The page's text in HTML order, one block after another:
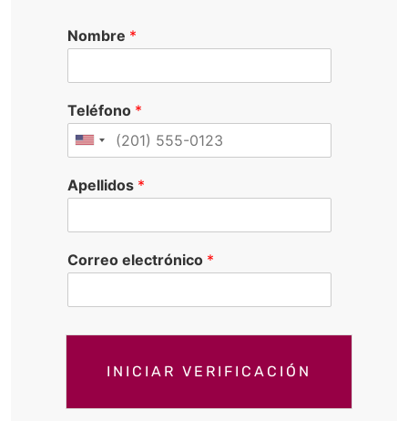
Nombre *
Teléfono *
Apellidos *
Correo electrónico *
INICIAR VERIFICACIÓN